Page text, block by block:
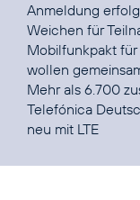
Anmeldung
Weichen für
Mobilfunkpakt
wollen
Mehr als 6.700
Telefónica
neu mit LTE